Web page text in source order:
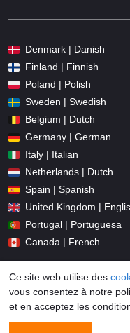
Denmark | Danish
Finland | Finnish
Poland | Polish
Sweden | Swedish
Belgium | Dutch
Germany | German
Italy | Italian
Netherlands | Dutch
Spain | Spanish
United Kingdom |
Portugal | Portuguesa
Canada | French
Ce site web utilise des
vous consentez à notre
et en acceptez les